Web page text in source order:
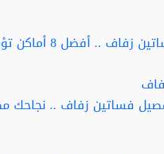
ربما تفيدك
فساتين زفاف ..